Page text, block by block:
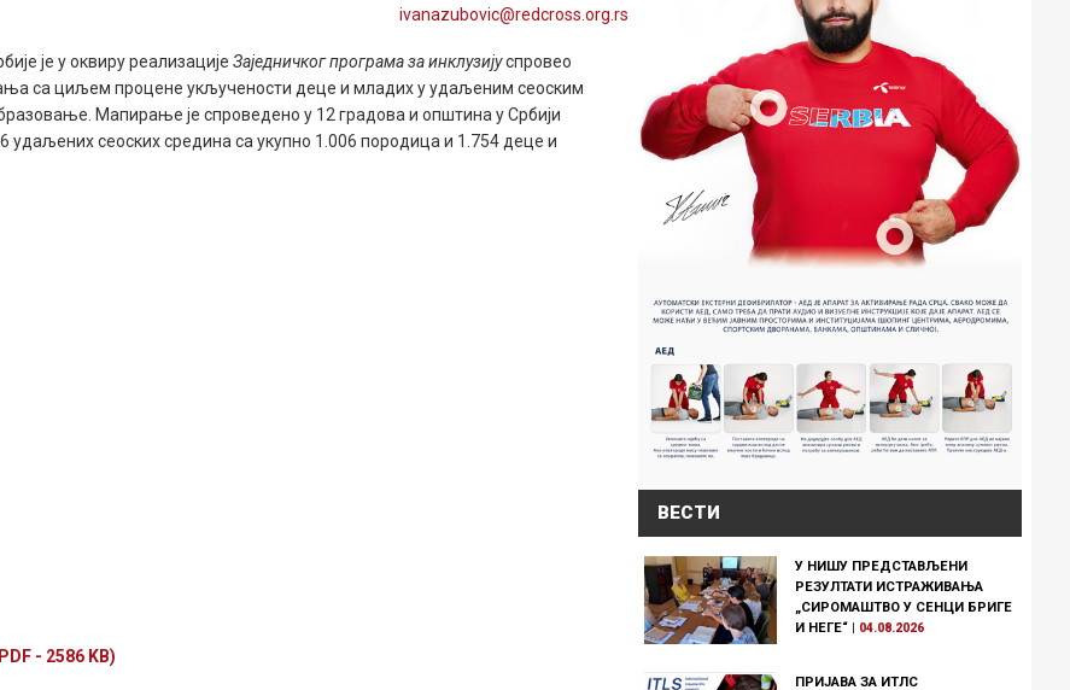
ivanazubovic@redcross .org .rs
је у оквиру реализације Заједничког програма за инклузијуспровео
са циљем процене укључености деце и младих у удаљеним сеоским
Мапирање је спроведено у 12 градова и општина у Србији
удаљених сеоских средина са укупно 1.006 породица и 1.754 деце и
- 2586 KB)
ВЕСТИ
У НИШУ ПРЕДСТАВЉЕНИ
РЕЗУЛТАТИ ИСТРАЖИВАЊА
„СИРОМАШТВО У СЕНЦИ БРИГЕ
И НЕГЕ“
04.08.2026
ПРИЈАВА ЗА ИТЛС